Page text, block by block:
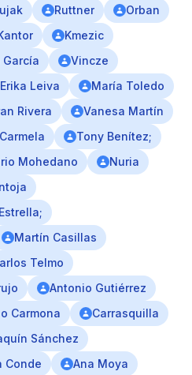
Ruttner
Orban
Kmezic
García
Vincze
Erika Leiva
María Toledo
Rivera
Vanesa Martín
Carmela
Tony Benítez;
Mohedano
Nuria
Martín Casillas
Telmo
Antonio Gutiérrez
Carmona
Carrasquilla
Sánchez
Conde
Ana Moya